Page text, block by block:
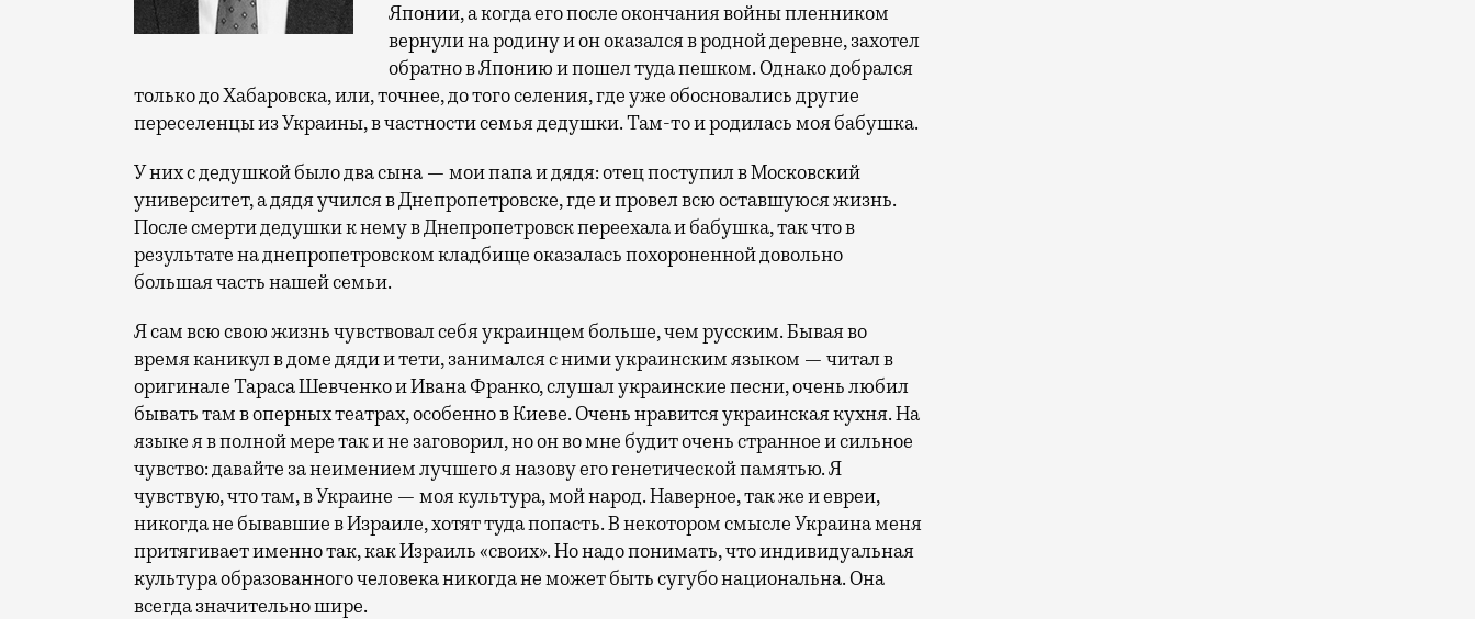
Японии, а когда его после окончания войны пленником
вернули на родину и он оказался в родной деревне, захотел
обратно в Японию и пошел туда пешком. Однако добрался
только до Хабаровска, или, точнее, до того селения, где уже обосновались другие
переселенцы из Украины, в частности семья дедушки. Там-то и родилась моя бабушка.
У них с дедушкой было два сына — мои папа и дядя: отец поступил в Московский
университет, а дядя учился в Днепропетровске, где и провел всю оставшуюся жизнь.
После смерти дедушки к нему в Днепропетровск переехала и бабушка, так что в
результате на днепропетровском кладбище оказалась похороненной довольно
большая часть нашей семьи.
Я сам всю свою жизнь чувствовал себя украинцем больше, чем русским. Бывая во
время каникул в доме дяди и тети, занимался с ними украинским языком — читал в
оригинале Тараса Шевченко и Ивана Франко, слушал украинские песни, очень любил
бывать там в оперных театрах, особенно в Киеве. Очень нравится украинская кухня. На
языке я в полной мере так и не заговорил, но он во мне будит очень странное и сильное
чувство: давайте за неимением лучшего я назову его генетической памятью. Я
чувствую, что там, в Украине — моя культура, мой народ. Наверное, так же и евреи,
никогда не бывавшие в Израиле, хотят туда попасть. В некотором смысле Украина меня
притягивает именно так, как Израиль «своих». Но надо понимать, что индивидуальная
культура образованного человека никогда не может быть сугубо национальна. Она
всегда значительно шире.